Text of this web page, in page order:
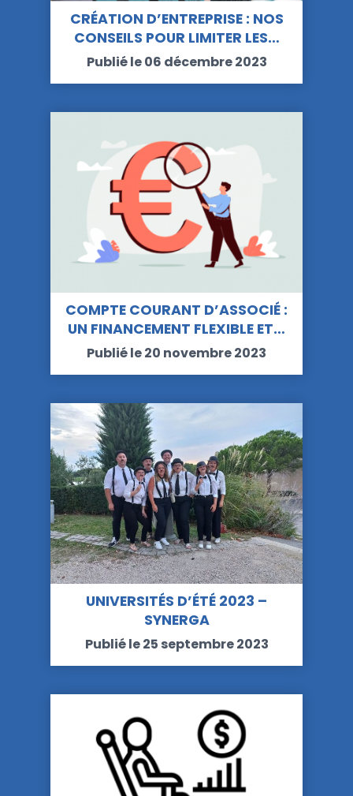
CRÉATION D’ENTREPRISE : NOS
CONSEILS POUR LIMITER LES…
Publié le 06 décembre 2023
COMPTE COURANT D’ASSOCIÉ :
UN FINANCEMENT FLEXIBLE ET…
Publié le 20 novembre 2023
UNIVERSITÉS D’ÉTÉ 2023 –
SYNERGA
Publié le 25 septembre 2023